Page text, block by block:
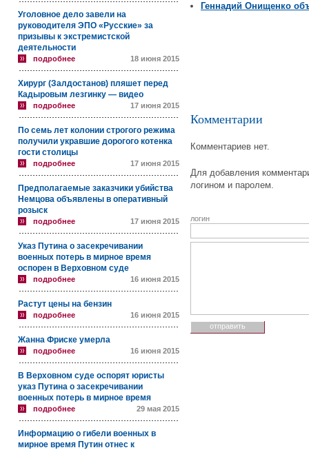
Уголовное дело завели на
руководителя ЭПО «Русские» за
призывы к экстремистской
деятельности
подробнее 18 июня 2015
Хирург (Залдостанов) пляшет перед
Кадыровым лезгинку — видео
подробнее 17 июня 2015
По семь лет колонии строгого режима
получили укравшие дорогого котенка
гости столицы
подробнее 17 июня 2015
Предполагаемые заказчики убийства
Немцова объявлены в оперативный
розыск
подробнее 17 июня 2015
Указ Путина о засекречивании
военных потерь в мирное время
оспорен в Верховном суде
подробнее 16 июня 2015
Растут цены на бензин
подробнее 16 июня 2015
Жанна Фриске умерла
подробнее 16 июня 2015
В Верховном суде оспорят юристы
указ Путина о засекречивании
военных потерь в мирное время
подробнее 29 мая 2015
Информацию о гибели военных в
мирное время Путин отнес к
Геннадий Онищенко
Комментарии
Комментариев нет.
Для добавления
логином и паролем.
логин